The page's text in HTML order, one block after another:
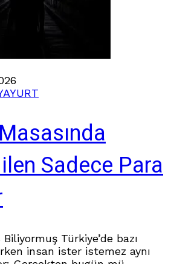
Sadece Para
Türkiye’de bazı
insan ister istemez aynı